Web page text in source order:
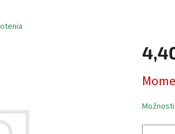
cena: